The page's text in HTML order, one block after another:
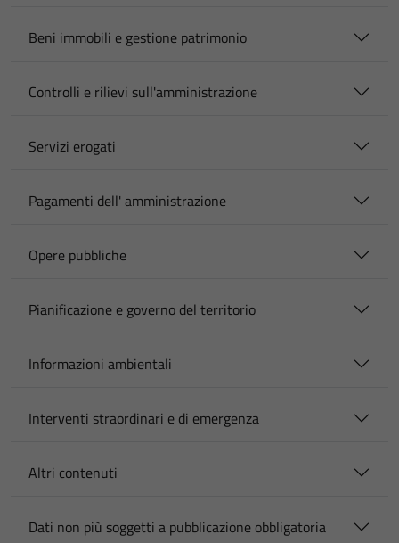
Beni immobili e gestione patrimonio
Controlli e rilievi sull'amministrazione
Servizi erogati
Pagamenti dell' amministrazione
Opere pubbliche
Pianificazione e governo del territorio
Informazioni ambientali
Interventi straordinari e di emergenza
Altri contenuti
Dati non più soggetti a pubblicazione obbligatoria